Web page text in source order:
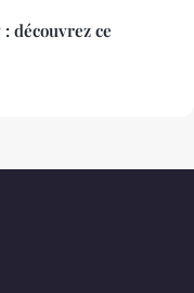
découvrez ce